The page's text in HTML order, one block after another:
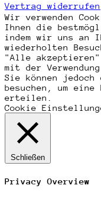
Vertrag widerrufen
Wir verwenden
Ihnen die
indem wir uns an
wiederholten
"Alle
mit der
Sie können
besuchen, um
erteilen.
Cookie
Schließen
Privacy Overview